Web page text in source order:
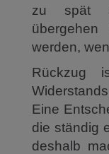
zu spät
werden,
Rückzug
Eine
die ständig
deshalb